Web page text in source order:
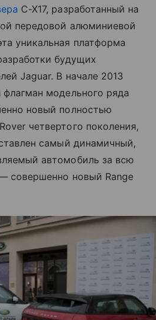
C-X17, разработанный на
передовой алюминиевой
уникальная платформа
будущих
Jaguar. В начале 2013
модельного ряда
новый полностью
четвертого поколения,
самый динамичный,
автомобиль за всю
совершенно новый Range